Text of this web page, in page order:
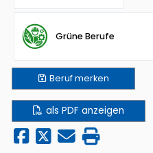
Grüne Berufe
Berufmerken
als PDF anzeigen